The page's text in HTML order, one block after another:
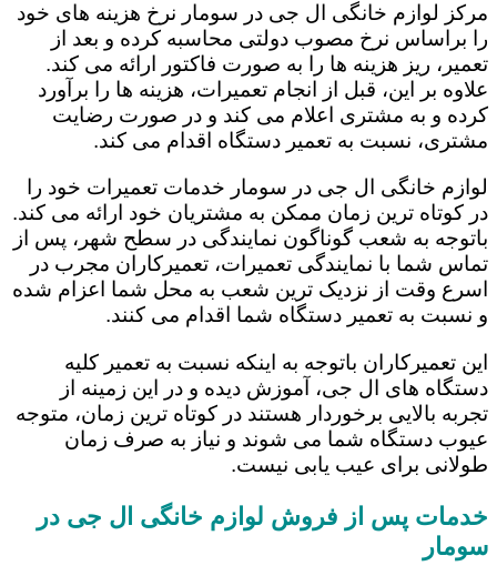
مرکز لوازم خانگی ال جی در سومار نرخ هزینه های خود
را براساس نرخ مصوب دولتی محاسبه کرده و بعد از
تعمیر، ریز هزینه ها را به صورت فاکتور ارائه می کند.
علاوه بر این، قبل از انجام تعمیرات، هزینه ها را برآورد
کرده و به مشتری اعلام می کند و در صورت رضایت
مشتری، نسبت به تعمیر دستگاه اقدام می کند.
لوازم خانگی ال جی در سومار خدمات تعمیرات خود را
در کوتاه ترین زمان ممکن به مشتریان خود ارائه می کند.
باتوجه به شعب گوناگون نمایندگی در سطح شهر، پس از
تماس شما با نمایندگی تعمیرات، تعمیرکاران مجرب در
اسرع وقت از نزدیک ترین شعب به محل شما اعزام شده
و نسبت به تعمیر دستگاه شما اقدام می کنند.
این تعمیرکاران باتوجه به اینکه نسبت به تعمیر کلیه
دستگاه های ال جی، آموزش دیده و در این زمینه از
تجربه بالایی برخوردار هستند در کوتاه ترین زمان، متوجه
عیوب دستگاه شما می شوند و نیاز به صرف زمان
طولانی برای عیب یابی نیست.
خدمات پس از فروش لوازم خانگی ال جی در
سومار